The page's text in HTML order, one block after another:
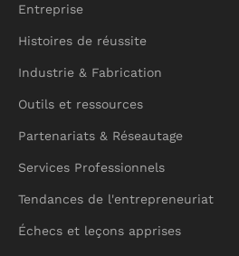
Entreprise
Histoires de réussite
Industrie & Fabrication
Outils et ressources
Partenariats & Réseautage
Services Professionnels
Tendances de l'entrepreneuriat
Échecs et leçons apprises